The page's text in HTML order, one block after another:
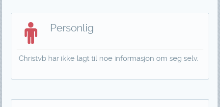
Personlig
Christvb har ikke lagt til noe informasjon om seg selv.